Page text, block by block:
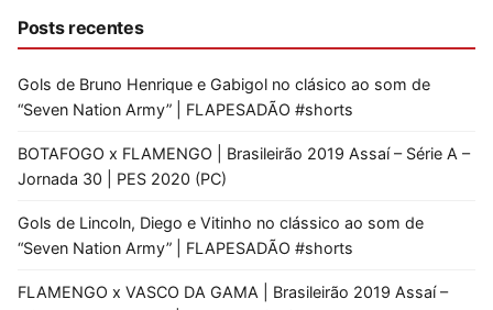
Posts recentes
Gols de Bruno Henrique e Gabigol no clásico ao som de
“Seven Nation Army” | FLAPESADÃO #shorts
BOTAFOGO x FLAMENGO | Brasileirão 2019 Assaí – Série A –
Jornada 30 | PES 2020 (PC)
Gols de Lincoln, Diego e Vitinho no clássico ao som de
“Seven Nation Army” | FLAPESADÃO #shorts
FLAMENGO x VASCO DA GAMA | Brasileirão 2019 Assaí –